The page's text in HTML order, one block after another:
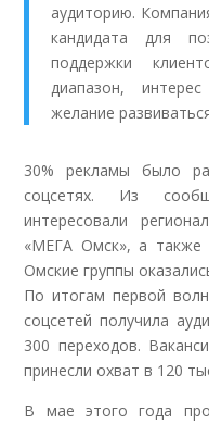
аудиторию.
кандидата для
поддержки
диапазон,
желание
30% рекламы было
соцсетях. Из
интересовали
«МЕГА Омск», а также
Омские группы
По итогам первой
соцсетей получила
300 переходов.
принесли охват в 120
В мае этого года